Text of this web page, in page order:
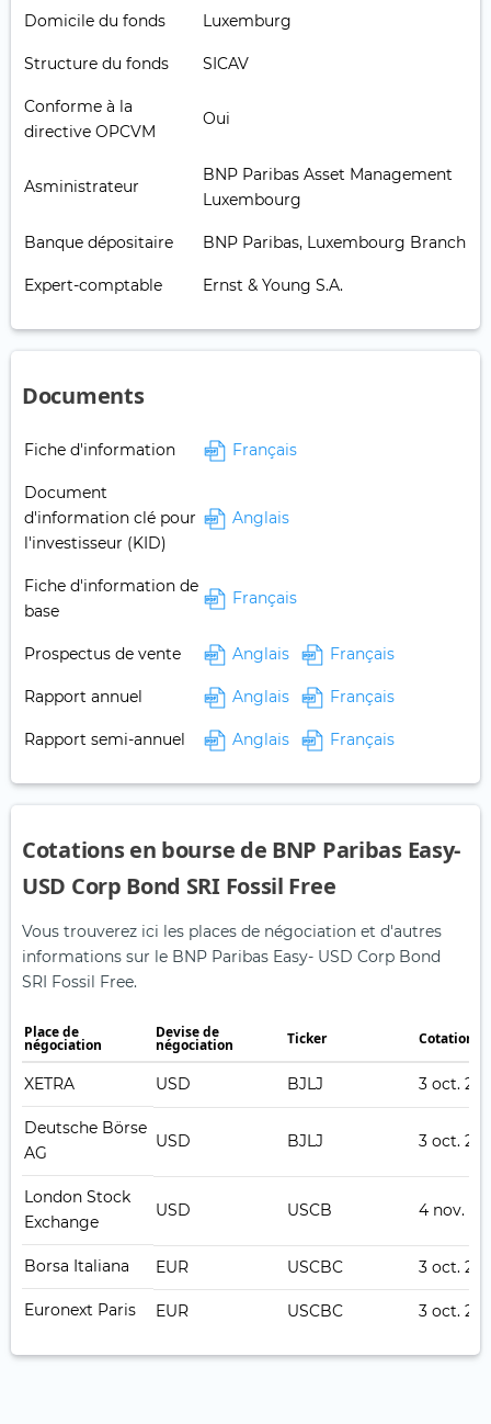
Domicile du fonds Luxemburg
Structure du fonds SICAV
Conforme à la
directive OPCVM
Oui
Asministrateur
BNP Paribas Asset Management
Luxembourg
Banque dépositaire BNP Paribas, Luxembourg Branch
Expert-comptable Ernst & Young S.A.
Documents
Fiche d'information Français
Document
d'information clé pour
l'investisseur (KID)
Anglais
Fiche d'information de
base
Français
Prospectus de vente Anglais Français
Rapport annuel Anglais Français
Rapport semi-annuel Anglais Français
Cotations en bourse de BNP Paribas Easy-
USD Corp Bond SRI Fossil Free
Vous trouverez ici les places de négociation et d'autres
informations sur le BNP Paribas Easy- USD Corp Bond
SRI Fossil Free.
Place de
négociation
Devise de
négociation Ticker Cotation
XETRA USD BJLJ 3 oct.
Deutsche Börse
AG
USD BJLJ 3 oct.
London Stock
Exchange
USD USCB 4 nov.
Borsa Italiana EUR USCBC 3 oct.
Euronext Paris EUR USCBC 3 oct.